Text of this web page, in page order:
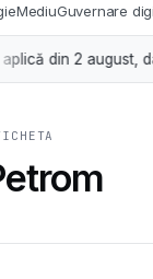
MediuGuvernare
din 2 august, dar